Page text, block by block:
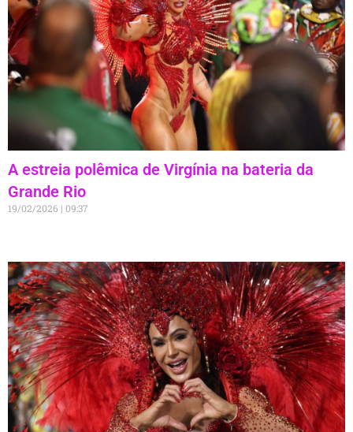
A estreia polêmica de Virgínia na bateria da
Grande Rio
19/02/2026 09:37